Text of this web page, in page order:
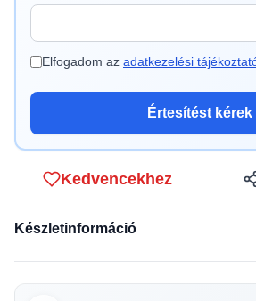
Elfogadom az adatkezelési
Értesítést kérek
Kedvencekhez
Készletinformáció